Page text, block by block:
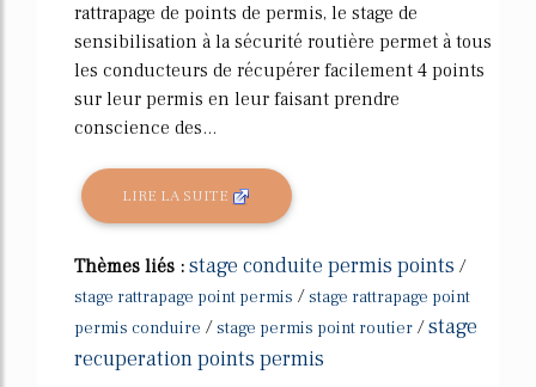
rattrapage de points de permis, le stage de
sensibilisation à la sécurité routière permet à tous
les conducteurs de récupérer facilement 4 points
sur leur permis en leur faisant prendre
conscience des...
LIRE LA SUITE
Thèmes liés : stage conduite permis points /
stage rattrapage point permis /stage rattrapage point
permis conduire /stage permis point routier /stage
recuperation points permis